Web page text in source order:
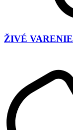
ŽIVÉ VARENIE